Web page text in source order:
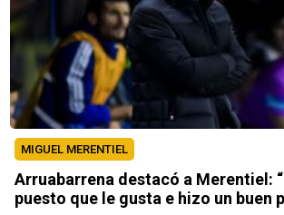
MIGUEL MERENTIEL
Arruabarrena destacó a Merentiel:
puesto que le gusta e hizo un buen